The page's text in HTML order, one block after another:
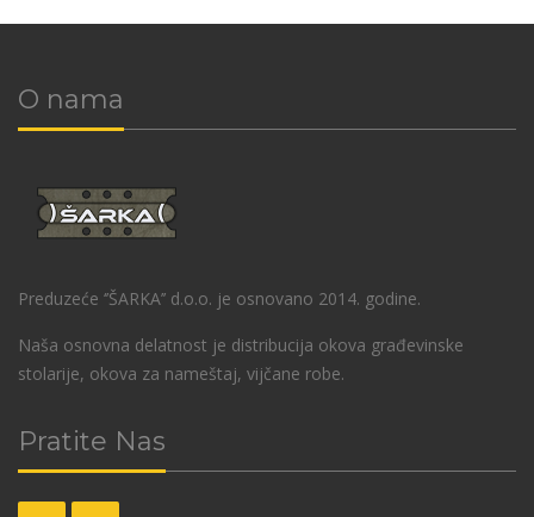
O nama
Preduzeće ‘’ŠARKA’’ d.o.o. je osnovano 2014. godine.
Naša osnovna delatnost je distribucija okova građevinske
stolarije, okova za nameštaj, vijčane robe.
Pratite Nas